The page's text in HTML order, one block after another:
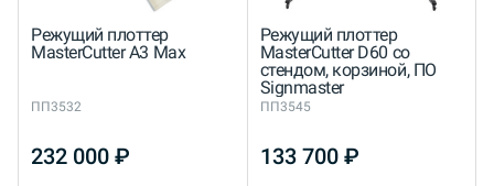
Режущий плоттер
MasterCutter A3 Max
ПП3532
232 000₽
Режущий плоттер
MasterCutter D60 со
стендом, корзиной, ПО
Signmaster
ПП3545
133 700 ₽